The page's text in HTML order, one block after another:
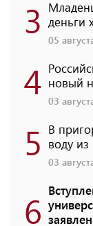
3 деньги
05
4 новый
03
5 В
воду
03
6